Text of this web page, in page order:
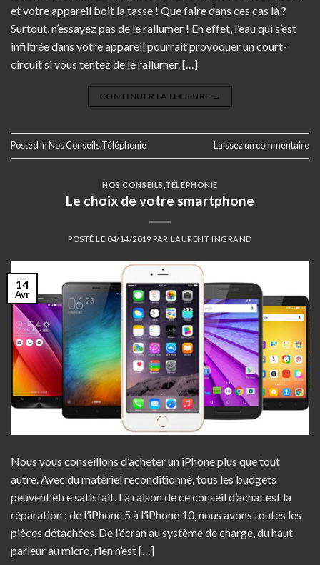
et votre appareil boit la tasse ! Que faire dans ces cas là ?
Surtout, n’essayez pas de le rallumer ! En effet, l’eau qui s’est
infiltrée dans votre appareil pourrait provoquer un court-
circuit si vous tentez de le rallumer. […]
CONTINUER LA LECTURE →
Posted inNos Conseils,Téléphonie Laissez un commentaire
NOS CONSEILS TÉLÉPHONIE
Le choix de votre smartphone
POSTÉ LE 04/14/2019 PAR LAURENT INGRAND
14
Avr
Nous vous conseillons d’acheter un iPhone plus que tout
autre. Avec du matériel reconditionné, tous les budgets
peuvent être satisfait. La raison de ce conseil d’achat est la
réparation : de l’iPhone 5 à l’iPhone 10, nous avons toutes les
pièces détachées. De l’écran au système de charge, du haut
parleur au micro, rien n’est […]